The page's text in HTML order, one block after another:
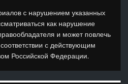
с нарушением указанных
как нарушение
и может повлечь
с действующим
Российской Федерации.